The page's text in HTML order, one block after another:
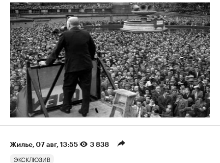
Жилье 07 авг, 13:55 3 838
ЭКСКЛЮЗИВ